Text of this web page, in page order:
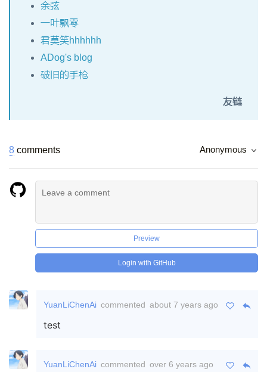
余弦
一叶飘零
君莫笑hhhhhh
ADog's blog
破旧的手枪
友链
8comments Anonymous
Preview
Login with GitHub
YuanLiChenAi commented about 7 years ago
test
YuanLiChenAi commented over 6 years ago